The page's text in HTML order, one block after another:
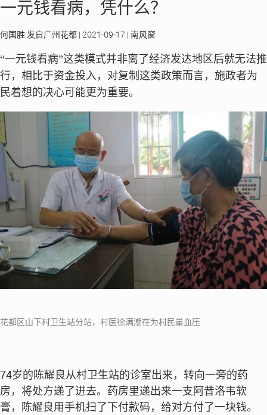
一元钱看病，凭什么？
何国胜 发自广州花都 | 2021-09-17 | 南风窗
“一元钱看病”这类模式并非离了经济发达地区后就无法推
行，相比于资金投入，对复制这类政策而言，施政者为
民着想的决心可能更为重要。
花都区山下村卫生站分站，村医徐满潮在为村民量血压
74岁的陈耀良从村卫生站的诊室出来，转向一旁的药
房，将处方递了进去。药房里递出来一支阿昔洛韦软
膏，陈耀良用手机扫了下付款码，给对方付了一块钱。